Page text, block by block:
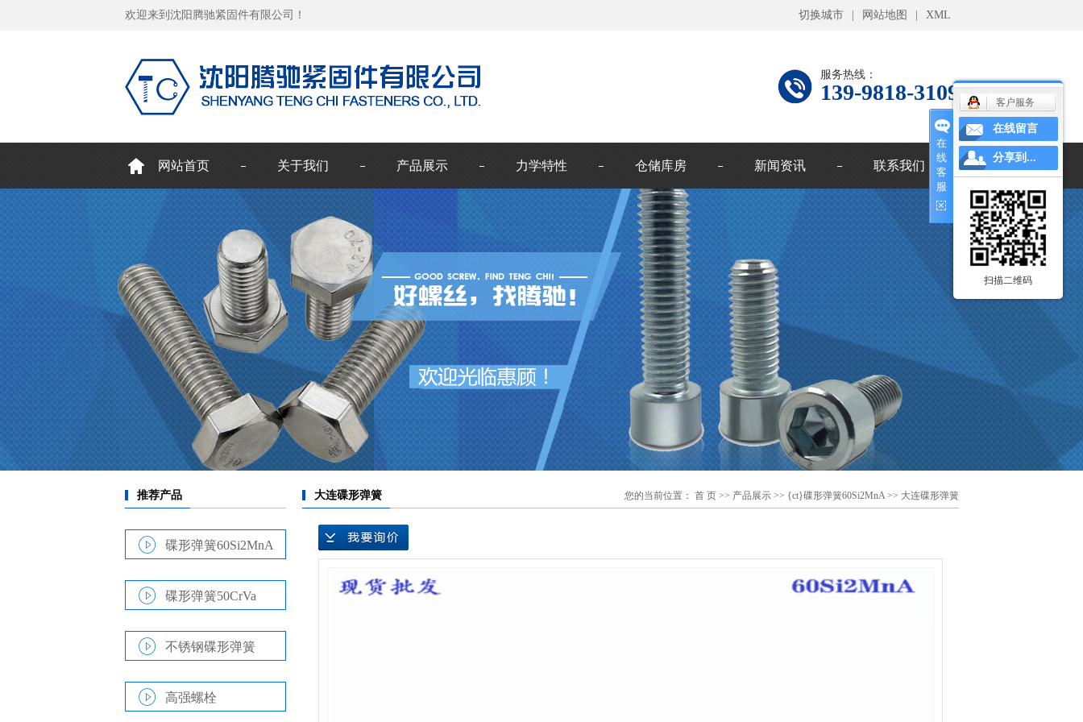
欢迎来到沈阳腾驰紧固件有限公司！ 切换城市 网站地图 XML
服务热线：
139-9818-3109
网站首页 关于我们 产品展示 力学特性 仓储库房 新闻资讯 联系我们
碟形弹簧60Si2MnA
碟形弹簧50CrVa
不锈钢碟形弹簧
高强螺栓
您的当前位置： 首 页>> 产品展示>> {ct}碟形弹簧60Si2MnA>> 大连碟形弹簧
在
线
客
服
客户服务
在线留言
分享到...